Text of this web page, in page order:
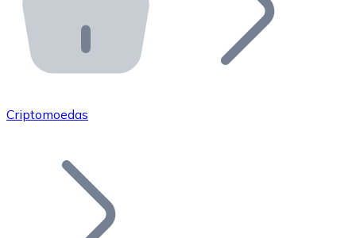
API Bitnovo
Integre nossa API no seu ecossistema.
Junte-se à nossa rede de revendedores e comercialize
Adicione o token do seu projeto ao nosso serviço de
Criptomoedas